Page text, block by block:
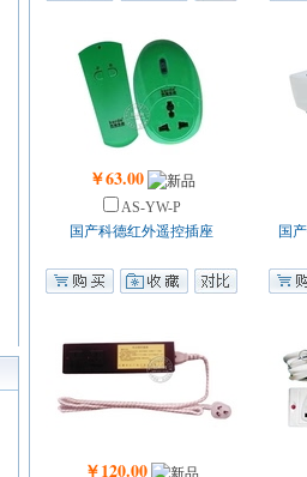
￥63.00
AS-YW-P
国产科德红外遥控插座
国
￥120.00